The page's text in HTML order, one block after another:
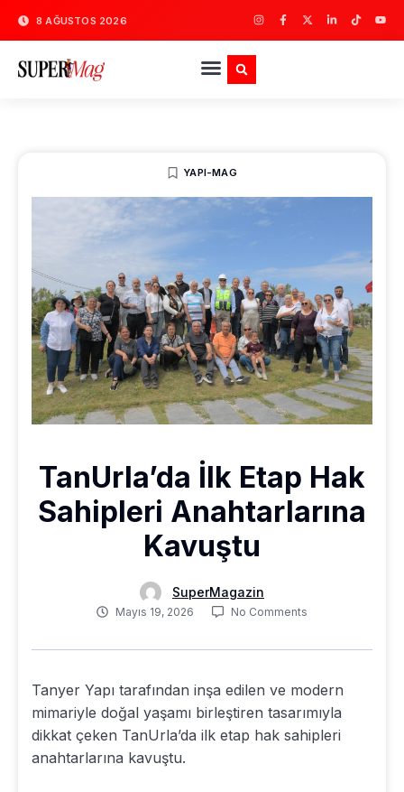
8 AĞUSTOS 2026
YAPI-MAG
TanUrla’da İlk Etap Hak
Sahipleri Anahtarlarına
Kavuştu
SuperMagazin
Mayıs 19, 2026 No Comments
Tanyer Yapı tarafından inşa edilen ve modern
mimariyle doğal yaşamı birleştiren tasarımıyla
dikkat çeken TanUrla’da ilk etap hak sahipleri
anahtarlarına kavuştu.